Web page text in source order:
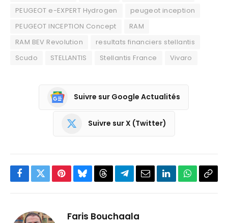
PEUGEOT e-EXPERT Hydrogen
peugeot inception
PEUGEOT INCEPTION Concept
RAM
RAM BEV Revolution
resultats financiers stellantis
Scudo
STELLANTIS Stellantis France Vivaro
Suivre sur Google Actualités
Suivre sur X (Twitter)
Facebook
TwitterPinterestBlueskyThreadsPartager
Telegram
EmailLinkedInWhatsApp
Faris Bouchaala